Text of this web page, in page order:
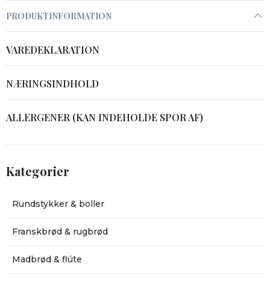
PRODUKTINFORMATION
VAREDEKLARATION
NÆRINGSINDHOLD
ALLERGENER (KAN INDEHOLDE SPOR AF)
Kategorier
Rundstykker & boller
Franskbrød & rugbrød
Madbrød & flúte